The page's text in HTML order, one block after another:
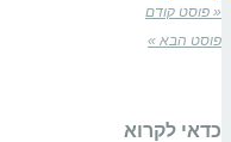
« פוסט קודם
פוסט הבא »
כדאי לקרוא